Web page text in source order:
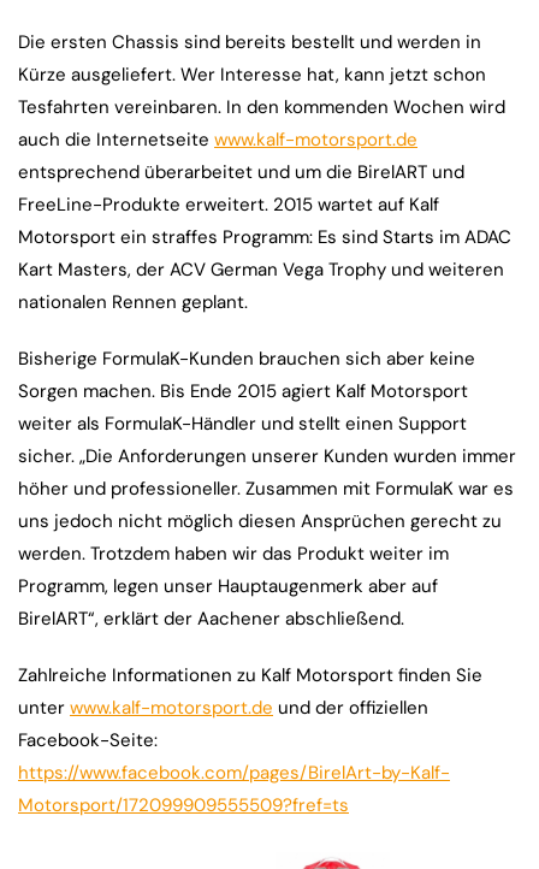
Die ersten Chassis sind bereits bestellt und werden in
Kürze ausgeliefert. Wer Interesse hat, kann jetzt schon
Tesfahrten vereinbaren. In den kommenden Wochen wird
auch die Internetseite www.kalf-motorsport.de
entsprechend überarbeitet und um die BirelART und
FreeLine-Produkte erweitert. 2015 wartet auf Kalf
Motorsport ein straffes Programm: Es sind Starts im ADAC
Kart Masters, der ACV German Vega Trophy und weiteren
nationalen Rennen geplant.
Bisherige FormulaK-Kunden brauchen sich aber keine
Sorgen machen. Bis Ende 2015 agiert Kalf Motorsport
weiter als FormulaK-Händler und stellt einen Support
sicher. „Die Anforderungen unserer Kunden wurden immer
höher und professioneller. Zusammen mit FormulaK war es
uns jedoch nicht möglich diesen Ansprüchen gerecht zu
werden. Trotzdem haben wir das Produkt weiter im
Programm, legen unser Hauptaugenmerk aber auf
BirelART“, erklärt der Aachener abschließend.
Zahlreiche Informationen zu Kalf Motorsport finden Sie
unter www.kalf-motorsport.de und der offiziellen
Facebook-Seite:
https://www.facebook.com/pages/BirelArt-by-Kalf-
Motorsport/172099909555509?fref=ts